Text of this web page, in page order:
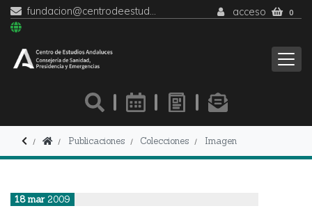
fundacion@centrodeestudiosandaluces.es acceso 0
Publicaciones Colecciones Imagen
18 mar 2009